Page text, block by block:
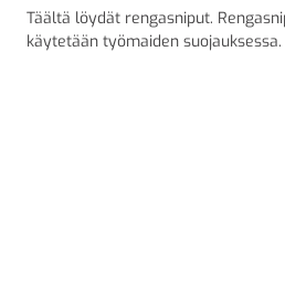
Täältä löydät rengasniput.
käytetään työmaiden suojauksessa.